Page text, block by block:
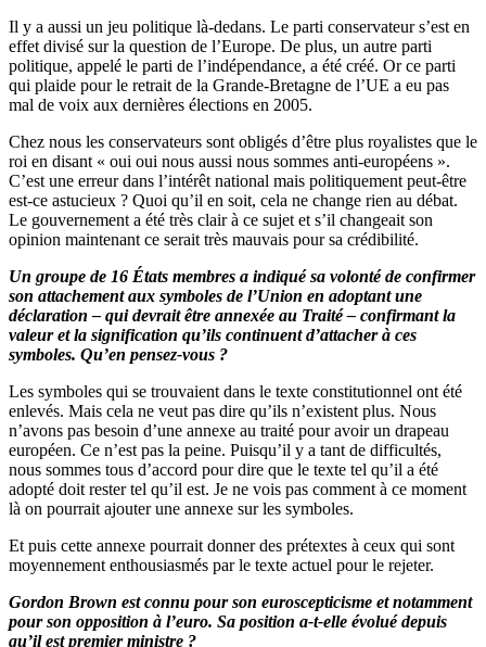
Il y a aussi un jeu politique là-dedans. Le parti conservateur s’est en
effet divisé sur la question de l’Europe. De plus, un autre parti
politique, appelé le parti de l’indépendance, a été créé. Or ce parti
qui plaide pour le retrait de la Grande-Bretagne de l’UE a eu pas
mal de voix aux dernières élections en 2005.
Chez nous les conservateurs sont obligés d’être plus royalistes que le
roi en disant « oui oui nous aussi nous sommes anti-européens ».
C’est une erreur dans l’intérêt national mais politiquement peut-être
est-ce astucieux ? Quoi qu’il en soit, cela ne change rien au débat.
Le gouvernement a été très clair à ce sujet et s’il changeait son
opinion maintenant ce serait très mauvais pour sa crédibilité.
Un groupe de 16 États membres a indiqué sa volonté de confirmer
son attachement aux symboles de l’Union en adoptant une
déclaration – qui devrait être annexée au Traité – confirmant la
valeur et la signification qu’ils continuent d’attacher à ces
symboles. Qu’en pensez-vous ?
Les symboles qui se trouvaient dans le texte constitutionnel ont été
enlevés. Mais cela ne veut pas dire qu’ils n’existent plus. Nous
n’avons pas besoin d’une annexe au traité pour avoir un drapeau
européen. Ce n’est pas la peine. Puisqu’il y a tant de difficultés,
nous sommes tous d’accord pour dire que le texte tel qu’il a été
adopté doit rester tel qu’il est. Je ne vois pas comment à ce moment
là on pourrait ajouter une annexe sur les symboles.
Et puis cette annexe pourrait donner des prétextes à ceux qui sont
moyennement enthousiasmés par le texte actuel pour le rejeter.
Gordon Brown est connu pour son euroscepticisme et notamment
pour son opposition à l’euro. Sa position a-t-elle évolué depuis
qu’il est premier ministre ?